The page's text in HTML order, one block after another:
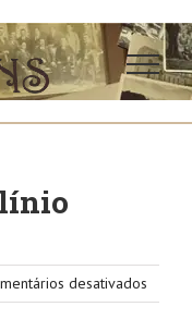
desativados
23º